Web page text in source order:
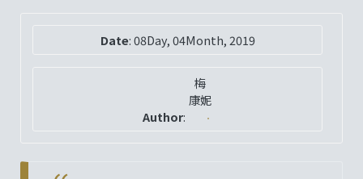
Date:08Day, 04Month, 2019
Author:
梅
康妮